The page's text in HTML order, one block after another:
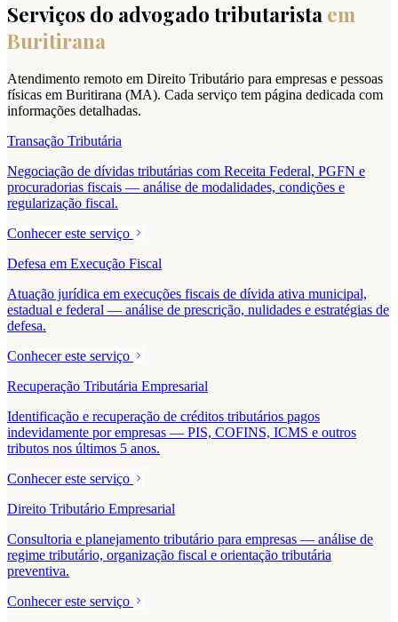
Serviços do advogado tributarista em
Buritirana
Atendimento remoto em Direito Tributário para empresas e pessoas
físicas em Buritirana (MA). Cada serviço tem página dedicada com
informações detalhadas.
Transação Tributária
Negociação de dívidas tributárias com Receita Federal, PGFN e
procuradorias fiscais — análise de modalidades, condições e
regularização fiscal.
Conhecer este serviço
Defesa em Execução Fiscal
Atuação jurídica em execuções fiscais de dívida ativa municipal,
estadual e federal — análise de prescrição, nulidades e estratégias de
defesa.
Conhecer este serviço
Recuperação Tributária Empresarial
Identificação e recuperação de créditos tributários pagos
indevidamente por empresas — PIS, COFINS, ICMS e outros
tributos nos últimos 5 anos.
Conhecer este serviço
Direito Tributário Empresarial
Consultoria e planejamento tributário para empresas — análise de
regime tributário, organização fiscal e orientação tributária
preventiva.
Conhecer este serviço